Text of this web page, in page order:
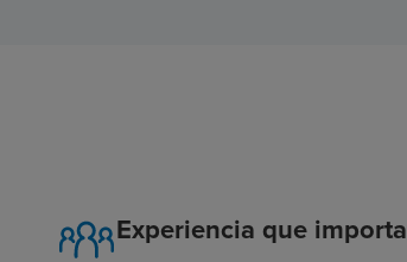
Experiencia que importa